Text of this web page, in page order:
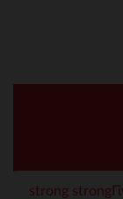
strong